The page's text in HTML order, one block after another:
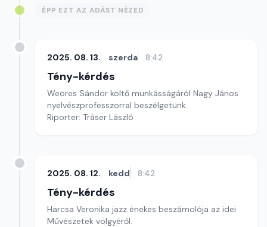
ÉPP EZT AZ ADÁST NÉZED
2025. 08. 13. szerda 8:42
Tény-kérdés
Weöres Sándor költő munkásságáról Nagy János
nyelvészprofesszorral beszélgetünk.
Riporter: Tráser László
2025. 08. 12. kedd 8:42
Tény-kérdés
Harcsa Veronika jazz énekes beszámolója az idei
Művészetek völgyéről.